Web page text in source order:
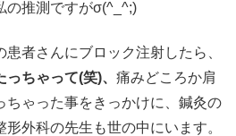
の推測ですがσ(^_^;)
者さんにブロック注射したら、
ちゃって(笑)、 痛みどころか肩
ちゃった事をきっかけに、鍼灸の
外科の先生も世の中にいます。